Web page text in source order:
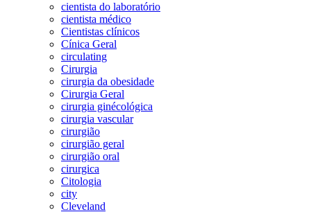
cientista do laboratório
cientista médico
Cientistas clínicos
Cínica Geral
circulating
Cirurgia
cirurgia da obesidade
Cirurgia Geral
cirurgia ginécológica
cirurgia vascular
cirurgião
cirurgião geral
cirurgião oral
cirurgica
Citologia
city
Cleveland